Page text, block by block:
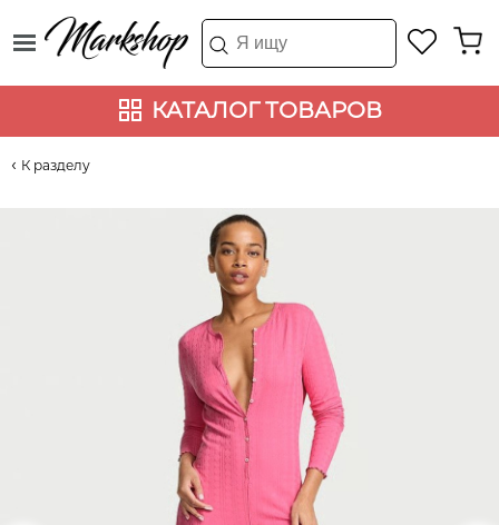
КАТАЛОГ ТОВАРОВ
К разделу